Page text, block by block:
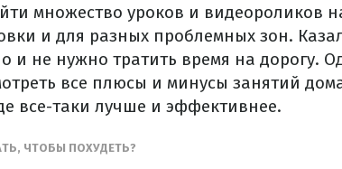
множество уроков и видеороликов
и для разных проблемных зон.
и не нужно тратить время на дорогу.
все плюсы и минусы занятий
все-таки лучше и эффективнее.
ЧТОБЫ ПОХУДЕТЬ?